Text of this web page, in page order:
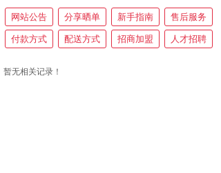
网站公告 分享晒单 新手指南 售后服务
付款方式 配送方式 招商加盟 人才招聘
暂无相关记录！